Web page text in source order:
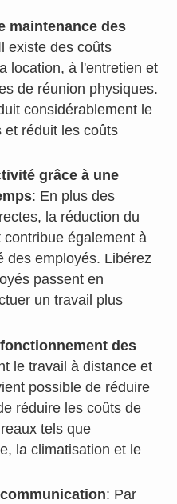
maintenance des
existe des coûts
location, à l'entretien et
de réunion physiques.
considérablement le
et réduit les coûts
grâce à une
: En plus des
la réduction du
également à
des employés. Libérez
passent en
un travail plus
des
le travail à distance et
possible de réduire
réduire les coûts de
tels que
la climatisation et le
: Par